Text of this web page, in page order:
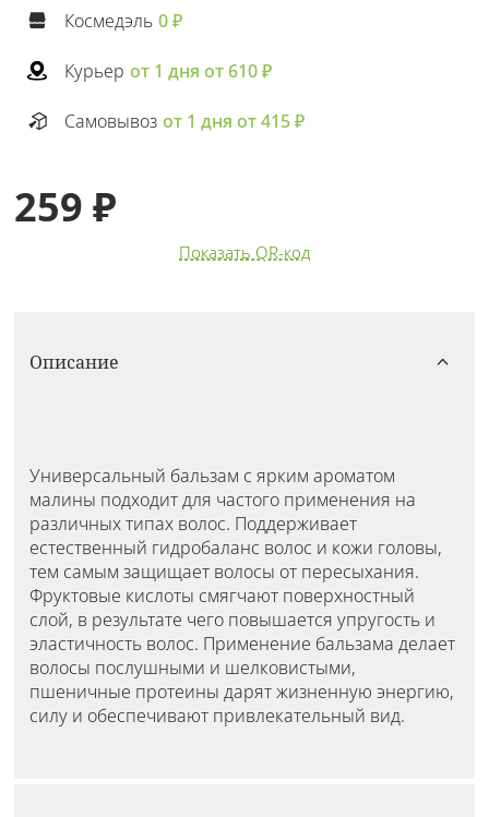
Космедэль 0 ₽
Курьер от 1 дня от 610 ₽
Самовывоз от 1 дня от 415 ₽
259 ₽
Показать QR-код
Описание
Универсальный бальзам с ярким ароматом
малины подходит для частого применения на
различных типах волос. Поддерживает
естественный гидробаланс волос и кожи головы,
тем самым защищает волосы от пересыхания.
Фруктовые кислоты смягчают поверхностный
слой, в результате чего повышается упругость и
эластичность волос. Применение бальзама делает
волосы послушными и шелковистыми,
пшеничные протеины дарят жизненную энергию,
силу и обеспечивают привлекательный вид.